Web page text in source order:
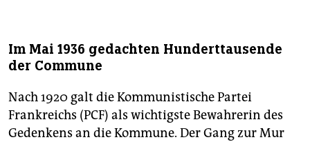
Im Mai 1936 gedachten Hunderttausende
der Commune
Nach 1920 galt die Kommunistische Partei
Frankreichs (PCF) als wichtigste Bewahrerin des
Gedenkens an die Kommune. Der Gang zur Mur